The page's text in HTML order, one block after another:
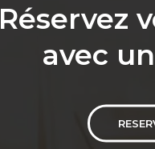
Réservez
avec